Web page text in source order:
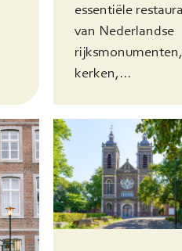
essentiële
van Nederlandse
kerken,...